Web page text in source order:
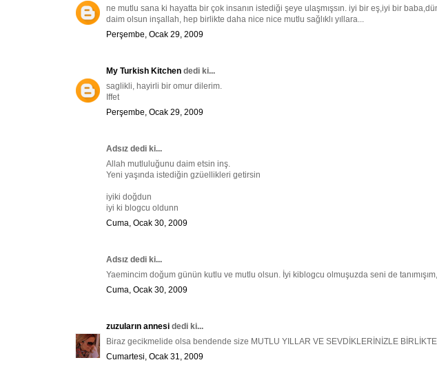
ne mutlu sana ki hayatta bir çok insanın istediği şeye ulaşmışsın. iyi bir eş,iyi bir
daim olsun inşallah, hep birlikte daha nice nice mutlu sağlıklı yıllara...
Perşembe, Ocak 29, 2009
My Turkish Kitchen dedi ki...
saglikli, hayirli bir omur dilerim.
Iffet
Perşembe, Ocak 29, 2009
Adsız dedi ki...
Allah mutluluğunu daim etsin inş.
Yeni yaşında istediğin gzüellikleri getirsin
iyiki doğdun
iyi ki blogcu oldunn
Cuma, Ocak 30, 2009
Adsız dedi ki...
Yaemincim doğum günün kutlu ve mutlu olsun. İyi kiblogcu olmuşuzda seni de
Cuma, Ocak 30, 2009
zuzuların annesi dedi ki...
Biraz gecikmelide olsa bendende size MUTLU YILLAR VE SEVDİKLERİNİZLE
Cumartesi, Ocak 31, 2009